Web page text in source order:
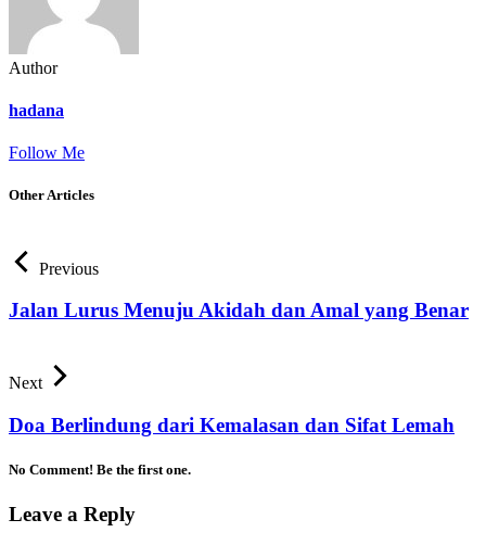
Author
hadana
Follow Me
Other Articles
Previous
Jalan Lurus Menuju Akidah dan Amal yang Benar
Next
Doa Berlindung dari Kemalasan dan Sifat Lemah
No Comment! Be the first one.
Leave a Reply